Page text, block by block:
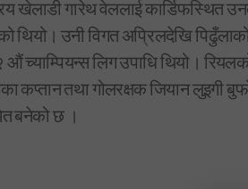
खेलाडी गारेथ वेललाई कार्डिफस्थित
थियो। उनी विगत अप्रिलदेखि
च्याम्पियन्स लिग उपाधि थियो।
कप्तान तथा गोलरक्षक जियान लुइगी
बनेको छ ।